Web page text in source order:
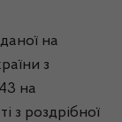
на
з
на
з роздрібної